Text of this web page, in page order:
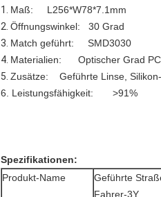
1. Maß: L256*W78*7.1mm
2. Öffnungswinkel: 30 Grad
3. Match geführt: SMD3030
4. Materialien: Optischer Grad
5. Zusätze: Geführte Linse, Silikon-
6. Leistungsfähigkeit: >91%
Spezifikationen:
Produkt-Name
Geführte
Fahrer-3Y